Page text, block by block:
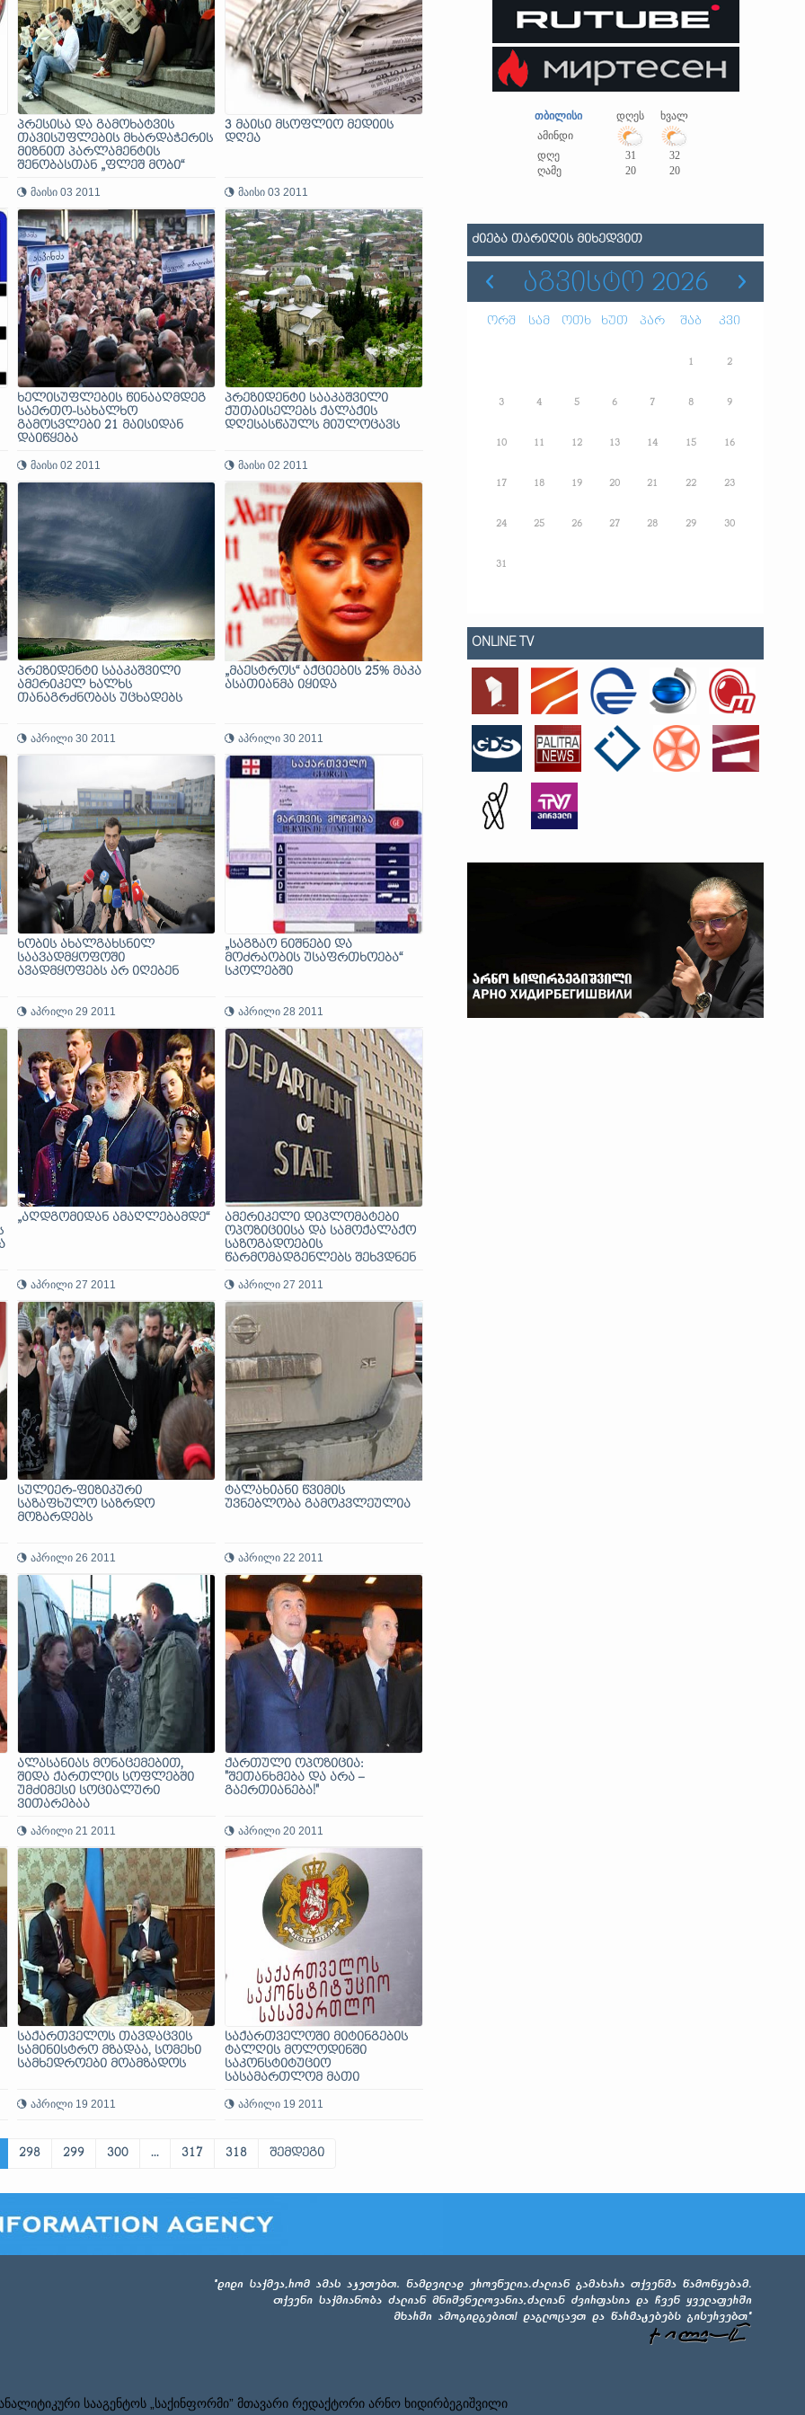
პრესისა და გამოხატვის
თავისუფლების მხარდაჭერის
მიზნით პარლამენტის
შენობასთან „ფლეშ მობი“
მაისი 03 2011
3 მაისი მსოფლიო მედიის
დღეა
მაისი 03 2011
ხელისუფლების წინააღმდეგ
საერთო-სახალხო
გამოსვლები 21 მაისიდან
დაიწყება
მაისი 02 2011
პრეზიდენტი სააკაშვილი
ქუთაისელებს ქალაქის
დღესასწაულს მიულოცავს
მაისი 02 2011
პრეზიდენტი სააკაშვილი
ამერიკელ ხალხს
თანაგრძნობას უცხადებს
აპრილი 30 2011
„მაესტროს“ აქციების 25% მაკა
ასათიანმა იყიდა
აპრილი 30 2011
ხობის ახალგახსნილ
საავადმყოფოში
ავადმყოფებს არ იღებენ
აპრილი 29 2011
„საგზაო ნიშნები და
მოძრაობის უსაფრთხოება“
სკოლებში
აპრილი 28 2011
„აღდგომიდან ამაღლებამდე“
აპრილი 27 2011
ამერიკელი დიპლომატები
ოპოზიციისა და სამოქალაქო
საზოგადოების
წარმომადგენლებს შეხვდნენ
აპრილი 27 2011
სულიერ-ფიზიკური
საზაფხულო საზრდო
მოზარდებს
აპრილი 26 2011
ტალახიანი წვიმის
უვნებლობა გამოკვლეულია
აპრილი 22 2011
ალასანიას მონაცემებით,
შიდა ქართლის სოფლებში
უმძიმესი სოციალური
ვითარებაა
აპრილი 21 2011
ქართული ოპოზიცია:
"შეთანხმება და არა –
გაერთიანება!"
აპრილი 20 2011
საქართველოს თავდაცვის
სამინისტრო მზადაა, სომეხი
სამხედროები მოამზადოს
აპრილი 19 2011
საქართველოში მიტინგების
ტალღის მოლოდინში
საკონსტიტუციო
სასამართლომ მათი
აპრილი 19 2011
298 299 300 ... 317 318 შემდეგი
თბილისი დღეს
ხვალ
ამინდი
დღე
31
32
ღამე
20 20
ᲫᲘᲔᲑᲐ ᲗᲐᲠᲘᲦᲘᲡ ᲛᲘᲮᲔᲓᲕᲘᲗ
ᲐᲒᲕᲘᲡᲢᲝ 2026
ორშ სამ ოთხ ხუთ პარ შაბ კვი
1 2
3 4 5 6 7 8 9
10 11 12 13 14 15 16
17 18 19 20 21 22 23
24 25 26 27 28 29 30
31
ONLINE TV
სააგენტოს „საქინფორმი” მთავარი რედაქტორი არნო ხიდირბეგიშვილი